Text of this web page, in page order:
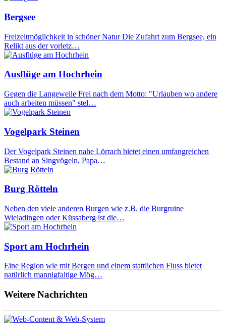
Bergsee
Freizeitmöglichkeit in schöner Natur Die Zufahrt zum Bergsee, ein
Relikt aus der vorletz…
Ausflüge am Hochrhein
Gegen die Langeweile Frei nach dem Motto: "Urlauben wo andere
auch arbeiten müssen" stel…
Vogelpark Steinen
Der Vogelpark Steinen nahe Lörrach bietet einen umfangreichen
Bestand an Singvögeln, Papa…
Burg Rötteln
Neben den viele anderen Burgen wie z.B. die Burgruine
Wieladingen oder Küssaberg ist die…
Sport am Hochrhein
Eine Region wie mit Bergen und einem stattlichen Fluss bietet
natürlich mannigfaltige Mög…
Weitere Nachrichten